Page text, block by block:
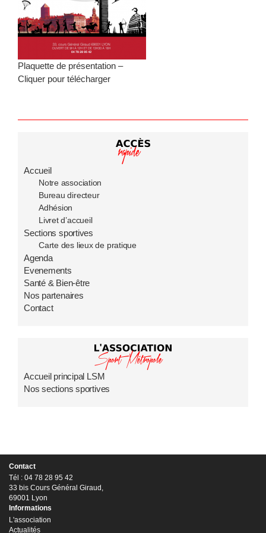
Contact
Accueil principal LSM
Nos sections sportives
Plaquette de présentation –
Cliquer pour télécharger
Accueil
Notre association
Bureau directeur
Adhésion
Livret d’accueil
Sections sportives
Carte des lieux de pratique
Agenda
Evenements
Santé & Bien-être
Nos partenaires
Contact
Accueil principal LSM
Nos sections sportives
Contact
Tél : 04 78 28 95 42
33 bis Cours Général Giraud,
69001 Lyon
Informations
L'association
Actualités